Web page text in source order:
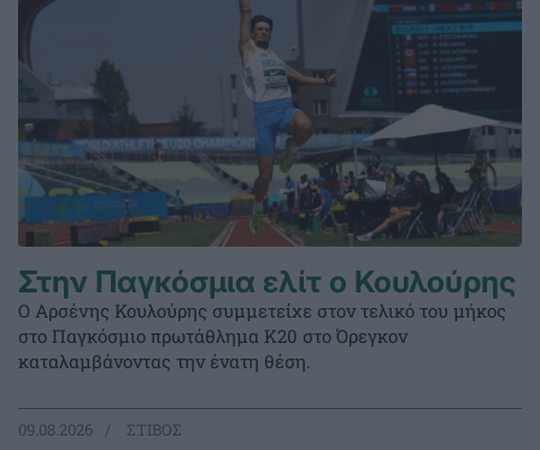
Στην Παγκόσμια ελίτ ο Κουλούρης
Ο Αρσένης Κουλούρης συμμετείχε στον τελικό του μήκος
στο Παγκόσμιο πρωτάθλημα Κ20 στο Όρεγκον
καταλαμβάνοντας την ένατη θέση.
09.08.2026 ΣΤΙΒΟΣ